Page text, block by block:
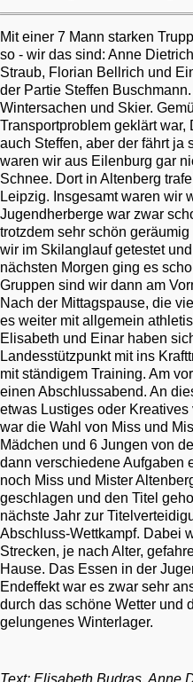
Mit einer 7 Mann starken
so - wir das sind: Anne
Straub, Florian Bellrich und
der Partie Steffen
Wintersachen und Skier.
Transportproblem geklärt
auch Steffen, aber der fährt
waren wir aus Eilenburg gar
Schnee. Dort in Altenberg
Leipzig. Insgesamt waren wir
Jugendherberge war zwar
trotzdem sehr schön
wir im Skilanglauf getestet
nächsten Morgen ging es
Gruppen sind wir dann am
Nach der Mittagspause, die
es weiter mit allgemein
Elisabeth und Einar haben
Landesstützpunkt mit ins
mit ständigem Training. Am
einen Abschlussabend. An
etwas Lustiges oder
war die Wahl von Miss und
Mädchen und 6 Jungen von
dann verschiedene Aufgaben
noch Miss und Mister
geschlagen und den Titel
nächste Jahr zur
Abschluss-Wettkampf. Dabei
Strecken, je nach Alter,
Hause. Das Essen in der
Endeffekt war es zwar sehr
durch das schöne Wetter und
gelungenes Winterlager.
Text: Elisabeth Budras, Anne